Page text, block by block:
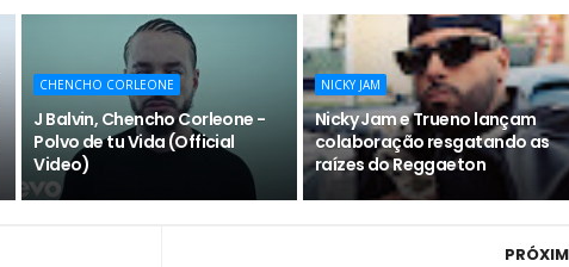
CHENCHO CORLEONE
J Balvin, Chencho Corleone -
Polvo de tu Vida (Official
Video)
NICKY JAM
Nicky Jam e Trueno lançam
colaboração resgatando as
raízes do Reggaeton